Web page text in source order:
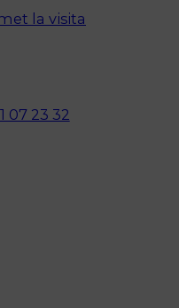
la visita
07 23 32